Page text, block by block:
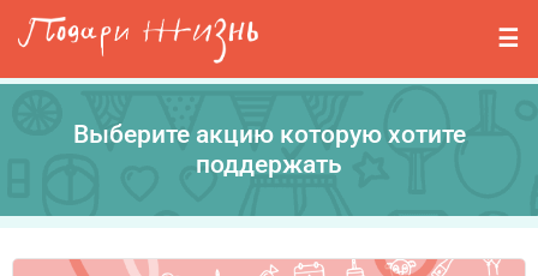
События
О нас
Выберите акцию которую хотите
поддержать